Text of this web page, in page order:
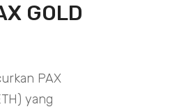
GOLD
PAX
yang